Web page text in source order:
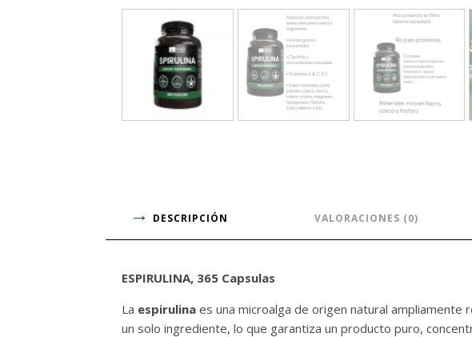
DESCRIPCIÓN VALORACIONES (0)
ESPIRULINA, 365 Capsulas
La espirulina es una microalga de origen natural
un solo ingrediente, lo que garantiza un producto puro,